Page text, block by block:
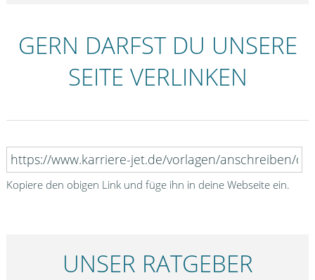
GERN DARFST DU UNSERE
SEITE VERLINKEN
Kopiere den obigen Link und füge ihn in deine Webseite ein.
UNSER RATGEBER